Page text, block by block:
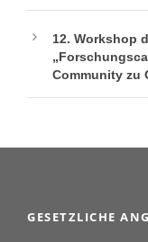
12. Workshop
Community zu
GESETZLICHE